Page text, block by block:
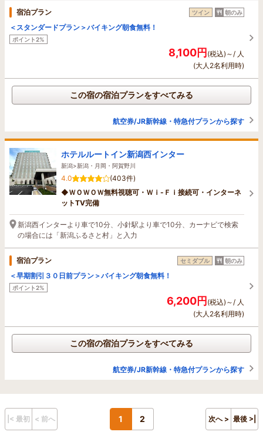
宿泊プラン ツイン 朝のみ
＜スタンダードプラン＞バイキング朝食無料！
ポイント2%
8,100円(税込)～/ 人
(大人2名利用時)
この宿の宿泊プランをすべてみる
航空券/JR新幹線・特急付プランから探す
ホテルルートイン新潟西インター
新潟>新潟・月岡・阿賀野川
4.0
(403件)
◆ＷＯＷＯＷ無料視聴可・Ｗｉ-Ｆｉ接続可・インターネ
ットTV完備
新潟西インターより車で10分、小針駅より車で10分、カーナビで検索
の場合には「新潟ふるさと村」と入力
宿泊プラン セミダブル 朝のみ
＜早期割引３０日前プラン＞バイキング朝食無料！
ポイント2%
6,200円(税込)～/ 人
(大人2名利用時)
この宿の宿泊プランをすべてみる
航空券/JR新幹線・特急付プランから探す
|< 最初 < 前へ 1 2 次へ > 最後 >|